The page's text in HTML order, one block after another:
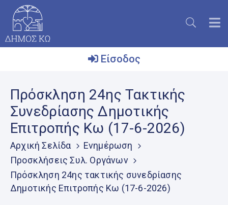
Δήμος
Το
Νησί
Ενημέρωση
Επικοινωνία
Μητρώο
Είσοδος
Πρόσκληση 24ης Τακτικής
Συνεδρίασης Δημοτικής
Επιτροπής Κω (17-6-2026)
Αρχική Σελίδα
Ενημέρωση
Προσκλήσεις Συλ. Οργάνων
Πρόσκληση 24ης τακτικής συνεδρίασης
Δημοτικής Επιτροπής Κω (17-6-2026)